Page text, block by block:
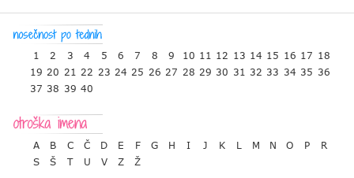
1 2 3 4 5 6 7 8 9 10 11 12 13 14 15 16 17 18
19 20 21 22 23 24 25 26 27 28 29 30 31 32 33 34 35 36
37 38 39 40
A B C Č D E F G H I J K L M N O P
R
S
Š T U V Z Ž